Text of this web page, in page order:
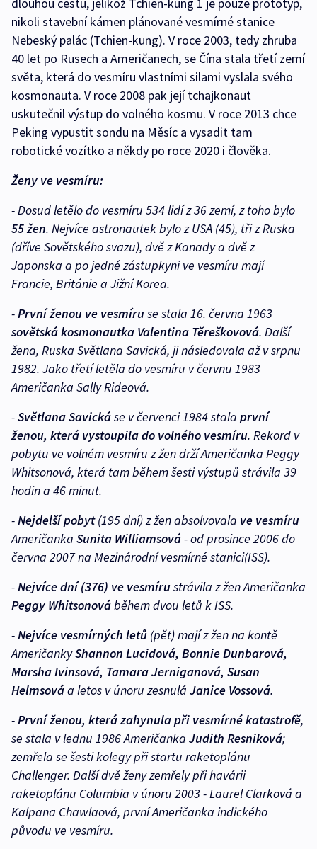
nikoli stavební kámen plánované vesmírné stanice
Nebeský palác (Tchien-kung). V roce 2003, tedy zhruba
40 let po Rusech a Američanech, se Čína stala třetí zemí
světa, která do vesmíru vlastními silami vyslala svého
kosmonauta. V roce 2008 pak její tchajkonaut
uskutečnil výstup do volného kosmu. V roce 2013 chce
Peking vypustit sondu na Měsíc a vysadit tam
robotické vozítko a někdy po roce 2020 i člověka.
Ženy ve vesmíru:
- Dosud letělo do vesmíru 534 lidí z 36 zemí, z toho bylo
55 žen. Nejvíce astronautek bylo z USA (45), tři z Ruska
(dříve Sovětského svazu), dvě z Kanady a dvě z
Japonska a po jedné zástupkyni ve vesmíru mají
Francie, Británie a Jižní Korea.
-První ženou ve vesmíruse stala 16. června 1963
sovětská kosmonautka Valentina Těreškovová. Další
žena, Ruska Světlana Savická, ji následovala až v srpnu
1982. Jako třetí letěla do vesmíru v červnu 1983
Američanka Sally Rideová.
-Světlana Savickáse v červenci 1984 stala první
ženou, která vystoupila do volného vesmíru. Rekord v
pobytu ve volném vesmíru z žen drží Američanka Peggy
Whitsonová, která tam během šesti výstupů strávila 39
hodin a 46 minut.
-Nejdelší pobyt(195 dní) z žen absolvovala ve vesmíru
Američanka Sunita Williamsová- od prosince 2006 do
června 2007 na Mezinárodní vesmírné stanici(ISS).
-Nejvíce dní (376) ve vesmírustrávila z žen Američanka
Peggy Whitsonováběhem dvou letů k ISS.
-Nejvíce vesmírných letů (pět) mají z žen na kontě
AmeričankyShannon Lucidová, Bonnie Dunbarová,
Marsha Ivinsová, Tamara Jerniganová, Susan
Helmsováa letos v únoru zesnulá Janice Vossová.
-První ženou, která zahynula při vesmírné katastrofě,
se stala v lednu 1986 Američanka Judith Resniková;
zemřela se šesti kolegy při startu raketoplánu
Challenger. Další dvě ženy zemřely při havárii
raketoplánu Columbia v únoru 2003 - Laurel Clarková a
Kalpana Chawlaová, první Američanka indického
původu ve vesmíru.